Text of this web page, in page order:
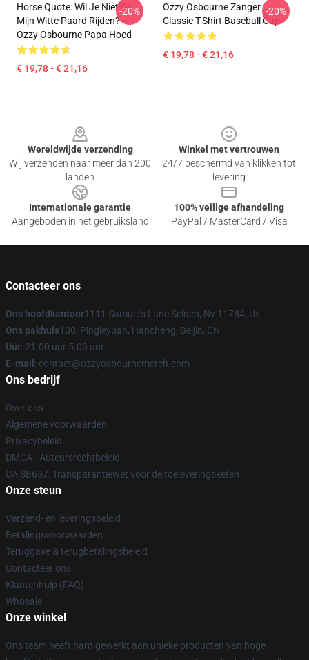
Horse Quote: Wil Je Niet Op
Mijn Witte Paard Rijden? ~
Ozzy Osbourne Papa Hoed
€ 19,78 - € 21,16
-20%
Ozzy Osbourne Zanger
Classic T-Shirt Baseball Cap
€ 19,78 - € 21,16
-20%
Wereldwijde verzending
Wij verzenden naar meer dan 200
landen
Winkel met vertrouwen
24/7 beschermd van klikken tot
levering
Internationale garantie
Aangeboden in het gebruiksland
100% veilige afhandeling
PayPal / MasterCard / Visa
Contacteer ons
Ons hoofdkantoor1111 Samuel's Lane Selden, Ny 11784, Us
Ons pakhuis100, Pingleyuan, Hancheng, Beijin, CN
Uur: 21.00 uur 5.00 uur
E-mail : contact@ozzyosbournemerch.com
Ons bedrijf
Over ons
Algemene voorwaarden
Privacybeleid
DMCA - Auteursrechtbeleid
CA SB657: Transparantiewet voor de toeleveringsketen
Onze steun
Verzend- en leveringsbeleid
Betalingsvoorwaarden
Teruggave & terugbetalingsbeleid
Contacteer ons
Klantenhulp (FAQ)
Whosale
Onze winkel
Ons team heeft hard gewerkt aan unieke producten van hoge